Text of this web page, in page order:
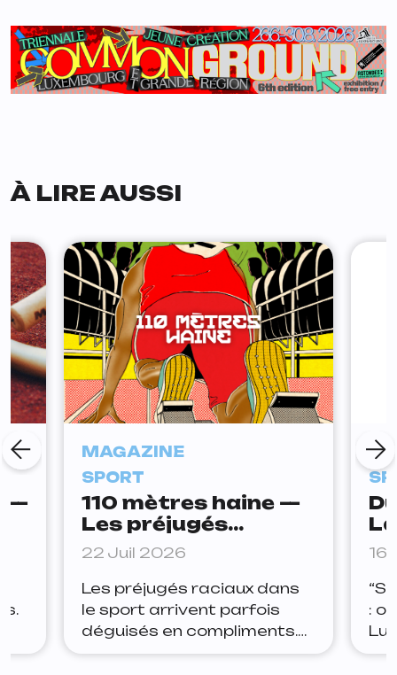
À LIRE AUSSI
—
MAGAZINE
SPORT
110 mètres haine —
Les préjugés
raciaux dans le
22 Juil 2026
Les préjugés raciaux dans
le sport arrivent parfois
déguisés en compliments.
Certaines populations
16
: